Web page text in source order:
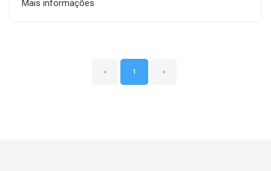
Mais informações
‹ 1 ›